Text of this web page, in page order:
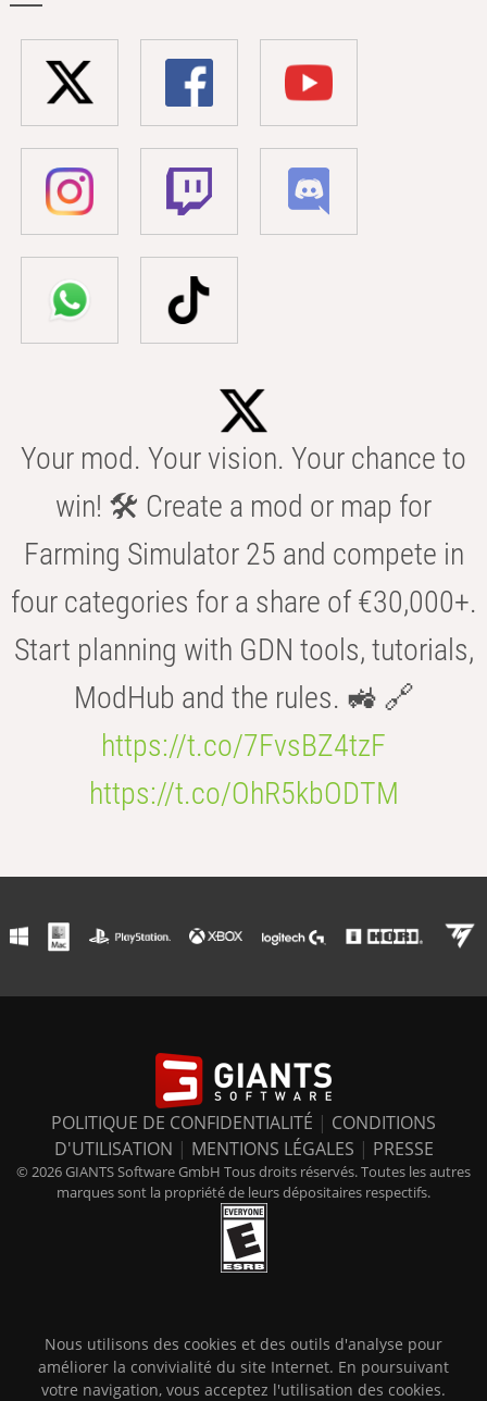
Your mod. Your vision. Your chance to
win! 🛠️ Create a mod or map for
Farming Simulator 25 and compete in
four categories for a share of €30,000+.
Start planning with GDN tools, tutorials,
ModHub and the rules. 🚜 🔗
https://t.co/7FvsBZ4tzF
https://t.co/OhR5kbODTM
POLITIQUE DE CONFIDENTIALITÉ | CONDITIONS
D'UTILISATION | MENTIONS LÉGALES | PRESSE
© 2026 GIANTS Software GmbH Tous droits réservés. Toutes les autres
marques sont la propriété de leurs dépositaires respectifs.
Nous utilisons des cookies et des outils d'analyse pour
améliorer la convivialité du site Internet. En poursuivant
votre navigation, vous acceptez l'utilisation des cookies.